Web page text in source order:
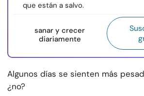
que están a salvo.
sanar y crecer
diariamente
Algunos días se sienten más
¿no?